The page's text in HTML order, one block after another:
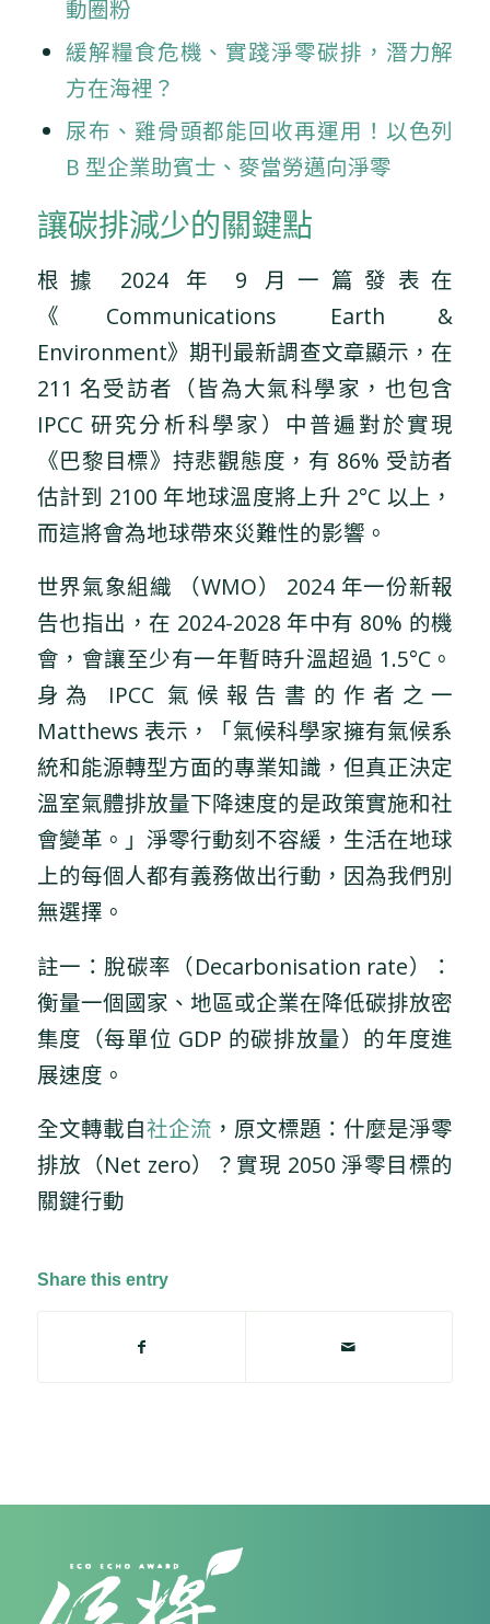
動圈粉
緩解糧食危機、實踐淨零碳排，潛力解
方在海裡？
尿布、雞骨頭都能回收再運用！以色列
B 型企業助賓士、麥當勞邁向淨零
讓碳排減少的關鍵點
根據 2024 年 9 月一篇發表在
《Communications Earth &
Environment》期刊最新調查文章顯示，在
211 名受訪者（皆為大氣科學家，也包含
IPCC 研究分析科學家）中普遍對於實現
《巴黎目標》持悲觀態度，有 86% 受訪者
估計到 2100 年地球溫度將上升 2°C 以上，
而這將會為地球帶來災難性的影響。
世界氣象組織 （WMO） 2024 年一份新報
告也指出，在 2024-2028 年中有 80% 的機
會，會讓至少有一年暫時升溫超過 1.5°C。
身為 IPCC 氣候報告書的作者之一
Matthews 表示，「氣候科學家擁有氣候系
統和能源轉型方面的專業知識，但真正決定
溫室氣體排放量下降速度的是政策實施和社
會變革。」淨零行動刻不容緩，生活在地球
上的每個人都有義務做出行動，因為我們別
無選擇。
註一：脫碳率（Decarbonisation rate）：
衡量一個國家、地區或企業在降低碳排放密
集度（每單位 GDP 的碳排放量）的年度進
展速度。
全文轉載自社企流 ，原文標題：什麼是淨零
排放（Net zero）？實現 2050 淨零目標的
關鍵行動
Share this entry